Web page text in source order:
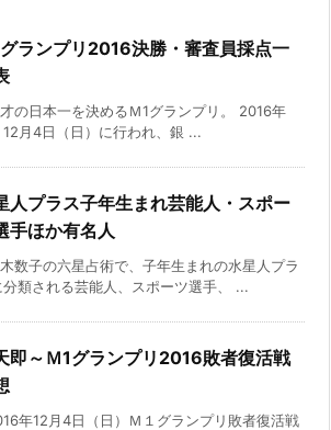
ランプリ2016決勝・審査員採点一
の日本一を決めるＭ1グランプリ。 2016年
12月4日（日）に行われ、銀 ...
人プラス子年生まれ芸能人・スポー
手ほか有名人
数子の六星占術で、子年生まれの水星人プラ
分類される芸能人、スポーツ選手、 ...
即～Ｍ1グランプリ2016敗者復活戦
年12月4日（日）Ｍ１グランプリ敗者復活戦